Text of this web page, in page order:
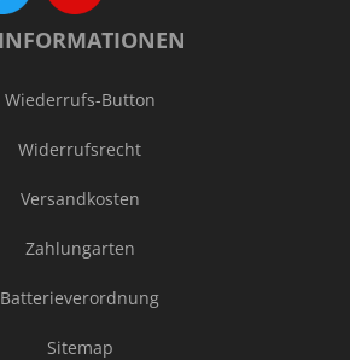
INFORMATIONEN
Wiederrufs-Button
Widerrufsrecht
Versandkosten
Zahlungarten
Batterieverordnung
Sitemap